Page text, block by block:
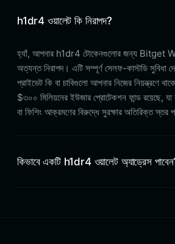
h1dr4 ওয়ালেট কি নিরাপদ?
হ্যাঁ, আপনার h1dr4 টোকেনগুলোর জন্য Bitget
অত্যন্ত নিরাপদ। এটি সম্পূর্ণ সেলফ-কাস্টডি সুবিধা
প্রাইভেট কি বা চাবিগুলো আপনার নিজের
$৩০০ মিলিয়নের ইউজার প্রোটেকশন ফান্ড রয়েছে,
বা ফিশিং আক্রমণের বিরুদ্ধে সুরক্ষার অতিরিক্ত স্তর
কিভাবে একটি h1dr4 ওয়ালেট অ্যাড্রেস